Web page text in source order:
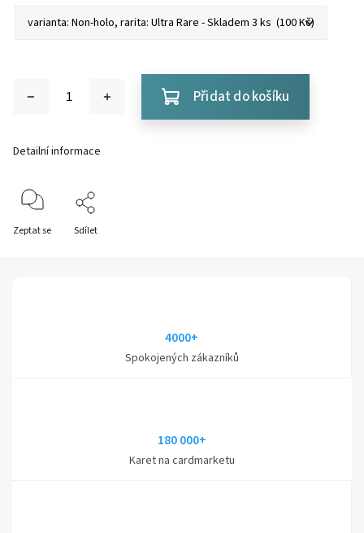
Přidat do košíku
Detailní informace
Zeptat se Sdílet
4000+
Spokojených zákazníků
180 000+
Karet na cardmarketu